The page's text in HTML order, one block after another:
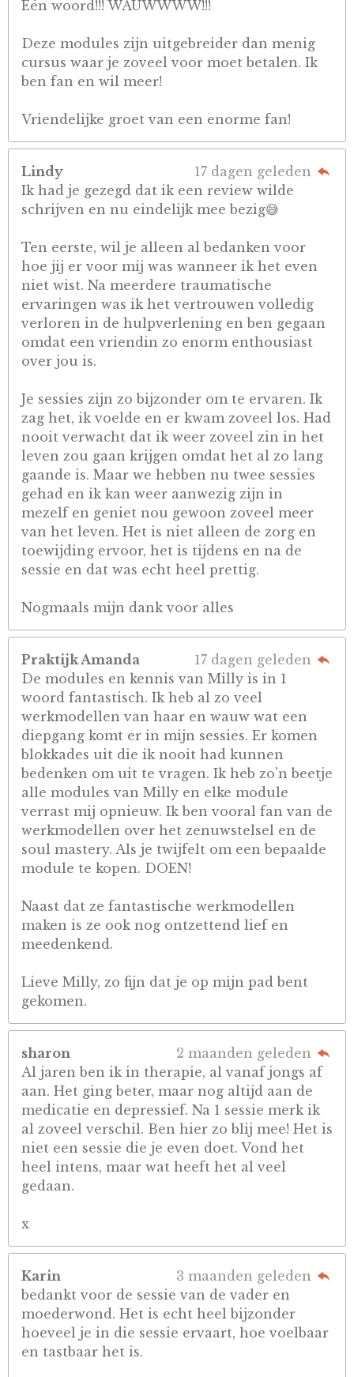
Één woord!!! WAUWWWW!!!
Deze modules zijn uitgebreider dan menig
cursus waar je zoveel voor moet betalen. Ik
ben fan en wil meer!
Vriendelijke groet van een enorme fan!
Lindy
17 dagen geleden
Ik had je gezegd dat ik een review wilde
schrijven en nu eindelijk mee bezig😅
Ten eerste, wil je alleen al bedanken voor
hoe jij er voor mij was wanneer ik het even
niet wist. Na meerdere traumatische
ervaringen was ik het vertrouwen volledig
verloren in de hulpverlening en ben gegaan
omdat een vriendin zo enorm enthousiast
over jou is.
Je sessies zijn zo bijzonder om te ervaren. Ik
zag het, ik voelde en er kwam zoveel los. Had
nooit verwacht dat ik weer zoveel zin in het
leven zou gaan krijgen omdat het al zo lang
gaande is. Maar we hebben nu twee sessies
gehad en ik kan weer aanwezig zijn in
mezelf en geniet nou gewoon zoveel meer
van het leven. Het is niet alleen de zorg en
toewijding ervoor, het is tijdens en na de
sessie en dat was echt heel prettig.
Nogmaals mijn dank voor alles
Praktijk Amanda
17 dagen geleden
De modules en kennis van Milly is in 1
woord fantastisch. Ik heb al zo veel
werkmodellen van haar en wauw wat een
diepgang komt er in mijn sessies. Er komen
blokkades uit die ik nooit had kunnen
bedenken om uit te vragen. Ik heb zo'n beetje
alle modules van Milly en elke module
verrast mij opnieuw. Ik ben vooral fan van de
werkmodellen over het zenuwstelsel en de
soul mastery. Als je twijfelt om een bepaalde
module te kopen. DOEN!
Naast dat ze fantastische werkmodellen
maken is ze ook nog ontzettend lief en
meedenkend.
Lieve Milly, zo fijn dat je op mijn pad bent
gekomen.
sharon
2 maanden geleden
Al jaren ben ik in therapie, al vanaf jongs af
aan. Het ging beter, maar nog altijd aan de
medicatie en depressief. Na 1 sessie merk ik
al zoveel verschil. Ben hier zo blij mee! Het is
niet een sessie die je even doet. Vond het
heel intens, maar wat heeft het al veel
gedaan.
x
Karin
3 maanden geleden
bedankt voor de sessie van de vader en
moederwond. Het is echt heel bijzonder
hoeveel je in die sessie ervaart, hoe voelbaar
en tastbaar het is.